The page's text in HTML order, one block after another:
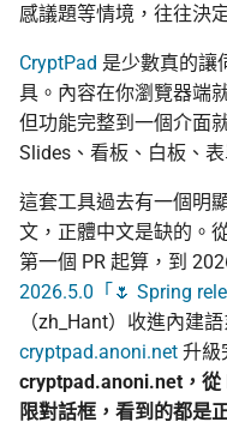
感議題等情境，往往決
CryptPad 是少數真的讓
具。內容在你瀏覽器端
但功能完整到一個介面
Slides、看板、白板、
這套工具過去有一個明
文，正體中文是缺的。
第一個 PR 起算，到
2026.5.0「🌷 Spring
（zh_Hant）收進內建
cryptpad.anoni.net 升級
cryptpad.anoni.net，從
限對話框，看到的都是